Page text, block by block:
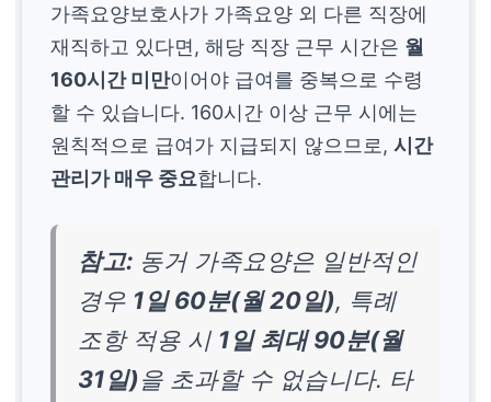
가족요양보호사가 가족요양 외 다른 직장에
재직하고 있다면, 해당 직장 근무 시간은 월
160시간 미만이어야 급여를 중복으로 수령
할 수 있습니다. 160시간 이상 근무 시에는
원칙적으로 급여가 지급되지 않으므로,시간
관리가 매우 중요합니다.
참고: 동거 가족요양은 일반적인
경우 1일 60분(월 20일), 특례
조항 적용 시 1일 최대 90분(월
31일)을 초과할 수 없습니다. 타